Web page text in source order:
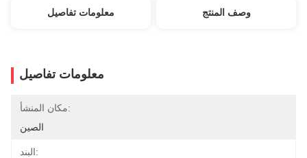
معلومات تفاصيل وصف المنتج
معلومات تفاصيل
مكان المنشأ:
الصين
البند: